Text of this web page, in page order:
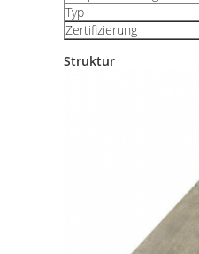
Typ
Zertifizierung
Struktur